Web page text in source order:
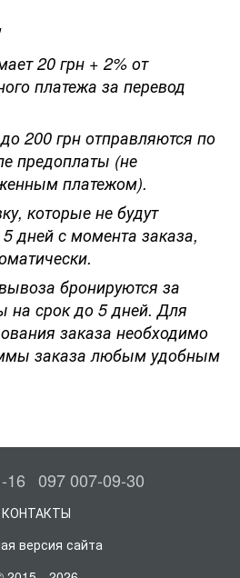
20 грн + 2% от
платежа за перевод
200 грн отправляются по
предоплаты (не
платежом).
которые не будут
дней с момента заказа,
бронируются за
на срок до 5 дней. Для
заказа необходимо
заказа любым удобным
16 097 007-09-30
КОНТАКТЫ
версия сайта